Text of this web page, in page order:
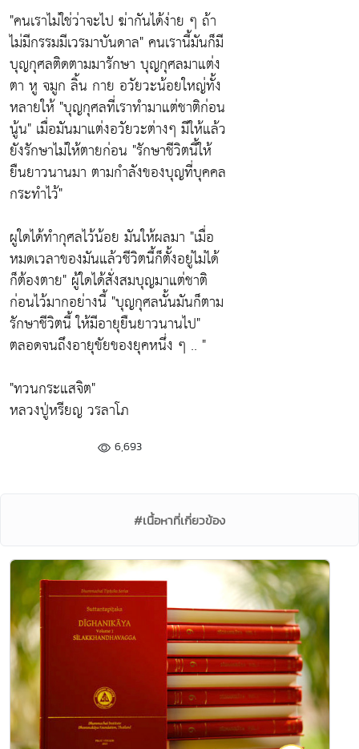
"คนเราไม่ใช่ว่าจะไป ฆ่ากันได้ง่าย ๆ ถ้า
ไม่มีกรรมมีเวรมาบันดาล"คนเรานี้มันก็มี
บุญกุศลติดตามมารักษา บุญกุศลมาแต่ง
ตา หู จมูก ลิ้น กาย อวัยวะน้อยใหญ่ทั้ง
หลายให้"บุญกุศลที่เราทำมาแต่ชาติก่อน
นู้น" เมื่อมันมาแต่งอวัยวะต่างๆ มีให้แล้ว
ยังรักษาไม่ให้ตายก่อน "รักษาชีวิตนี้ให้
ยืนยาวนานมา ตามกำลังของบุญที่บุคคล
กระทำไว้"
ผูใดได้ทำกุศลไว้น้อย มันให้ผลมา "เมื่อ
หมดเวลาของมันแล้วชีวิตนี้ก็ตั้งอยู่ไม่ได้
ก็ต้องตาย" ผู้ใดได้สั่งสมบุญมาแต่ชาติ
ก่อนไว้มากอย่างนี้ "บุญกุศลนั้นมันก็ตาม
รักษาชีวิตนี้ ให้มีอายุยืนยาวนานไป"
ตลอดจนถึงอายุขัยของยุคหนึ่ง ๆ .. "
"ทวนกระแสจิต"
หลวงปู่หรียญ วรลาโภ
6,693
#เนื้อหาที่เกี่ยวข้อง